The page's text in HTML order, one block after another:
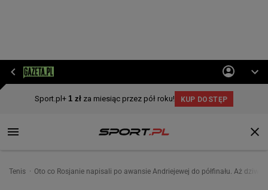
Tenis Oto co Rosjanie napisali po awansie Andriejewej do półfinału. Aż dziw